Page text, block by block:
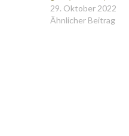
29. Oktober 2022
Ähnlicher Beitrag